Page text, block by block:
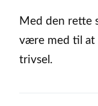
Med den rette
være med til at
trivsel.